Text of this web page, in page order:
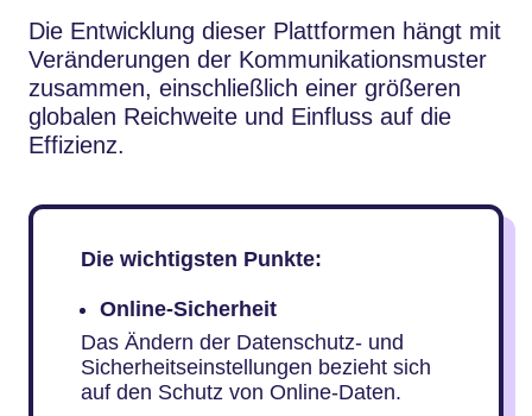
Die Entwicklung dieser Plattformen hängt mit
Veränderungen der Kommunikationsmuster
zusammen, einschließlich einer größeren
globalen Reichweite und Einfluss auf die
Effizienz.
Die wichtigsten Punkte:
Online-Sicherheit
Das Ändern der Datenschutz- und
Sicherheitseinstellungen bezieht sich
auf den Schutz von Online-Daten.